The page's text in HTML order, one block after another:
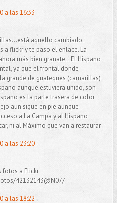
a las 16:33
aquello cambiado.
a flickr y te paso el enlace. La
más bien granate...El Hispano
ya que el frontal donde
grande de guateques (camarillas)
aunque estuviera unido, son
es la parte trasera de color
aún sigue en pie aunque
a La Campa y al Hispano
ni al Máximo que van a restaurar
a las 23:20
fotos a Flickr
42132143@N07/
a las 18:22